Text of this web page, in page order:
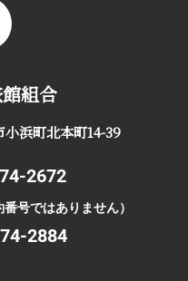
組合
浜町北本町14-39
2672
番号ではありません）
2884